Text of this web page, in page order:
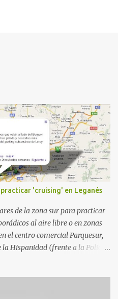
'cruising' en Leganés
de la zona sur para practicar
al aire libre o en zonas
el centro comercial Parquesur,
la Hispanidad (frente a la Policía